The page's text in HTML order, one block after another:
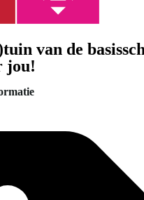
van de
jou!